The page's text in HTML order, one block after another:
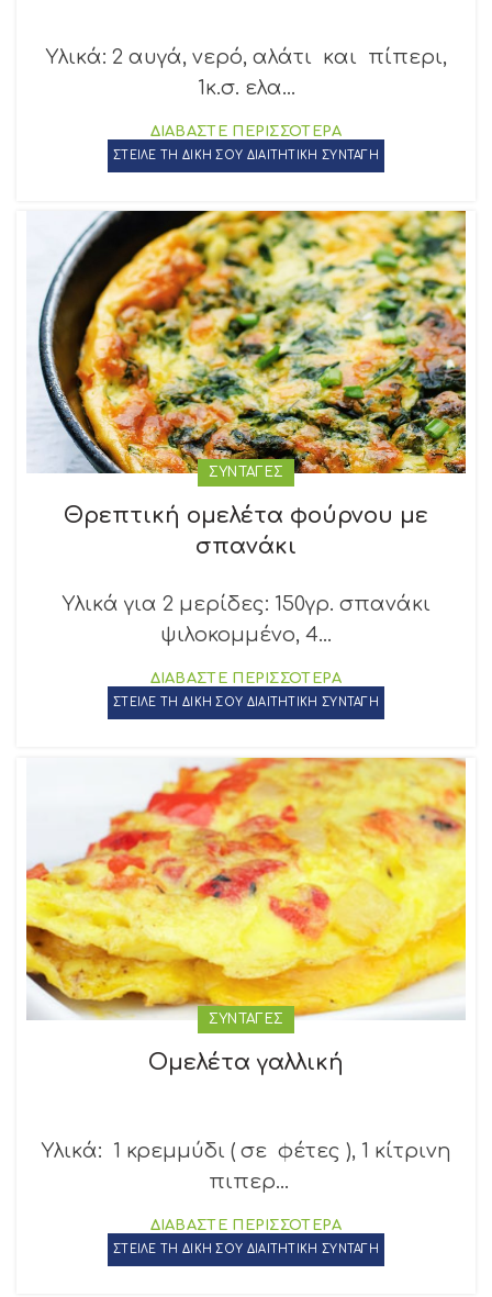
Υλικά: 2 αυγά, νερό, αλάτι και πίπερι,
1κ.σ. ελα...
ΔΙΑΒΑΣΤΕ ΠΕΡΙΣΣΟΤΕΡΑ
ΣΤΕΙΛΕ ΤΗ ΔΙΚΗ ΣΟΥ ΔΙΑΙΤΗΤΙΚΗ ΣΥΝΤΑΓΗ
ΣΥΝΤΑΓΕΣ
Θρεπτική ομελέτα φούρνου με
σπανάκι
Υλικά για 2 μερίδες: 150γρ. σπανάκι
ψιλοκομμένο, 4...
ΔΙΑΒΑΣΤΕ ΠΕΡΙΣΣΟΤΕΡΑ
ΣΤΕΙΛΕ ΤΗ ΔΙΚΗ ΣΟΥ ΔΙΑΙΤΗΤΙΚΗ ΣΥΝΤΑΓΗ
ΣΥΝΤΑΓΕΣ
Ομελέτα γαλλική
Υλικά: 1 κρεμμύδι ( σε φέτες ), 1 κίτρινη
πιπερ...
ΔΙΑΒΑΣΤΕ ΠΕΡΙΣΣΟΤΕΡΑ
ΣΤΕΙΛΕ ΤΗ ΔΙΚΗ ΣΟΥ ΔΙΑΙΤΗΤΙΚΗ ΣΥΝΤΑΓΗ